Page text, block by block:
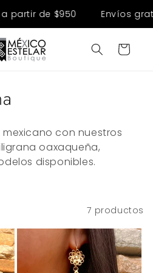
partir de $950 Envíos
Carrito
con nuestros
oaxaqueña,
disponibles.
7 productos